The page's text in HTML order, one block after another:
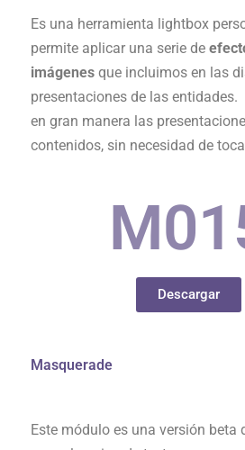
Es una herramienta lightbox
permite aplicar una serie de
imágenes que incluimos en las
presentaciones de las entidades.
en gran manera las
contenidos, sin necesidad de
M0
Descargar
Masquerade
Este módulo es una versión beta